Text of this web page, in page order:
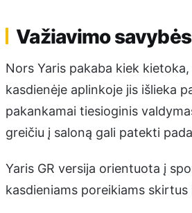
Važiavimo savybės
Nors Yaris pakaba kiek
kasdienėje aplinkoje jis išlieka
pakankamai tiesioginis
greičiu į saloną gali patekti
Yaris GR versija orientuota į
kasdieniams poreikiams skirtus